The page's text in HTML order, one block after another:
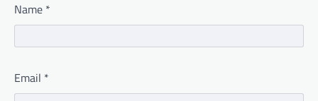
Name *
Email *